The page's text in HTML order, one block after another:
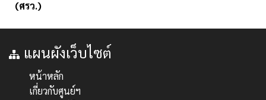
(ศรว.)
แผนผังเว็บไซต์
หน้าหลัก
เกี่ยวกับศูนย์ฯ